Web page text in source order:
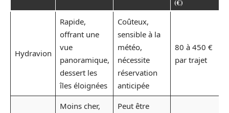
(€)
Hydravion
Rapide,
offrant une
vue
panoramique,
dessert les
îles éloignées
Coûteux,
sensible à la
météo,
nécessite
réservation
anticipée
80 à 450 €
par trajet
Moins cher,
Peut être